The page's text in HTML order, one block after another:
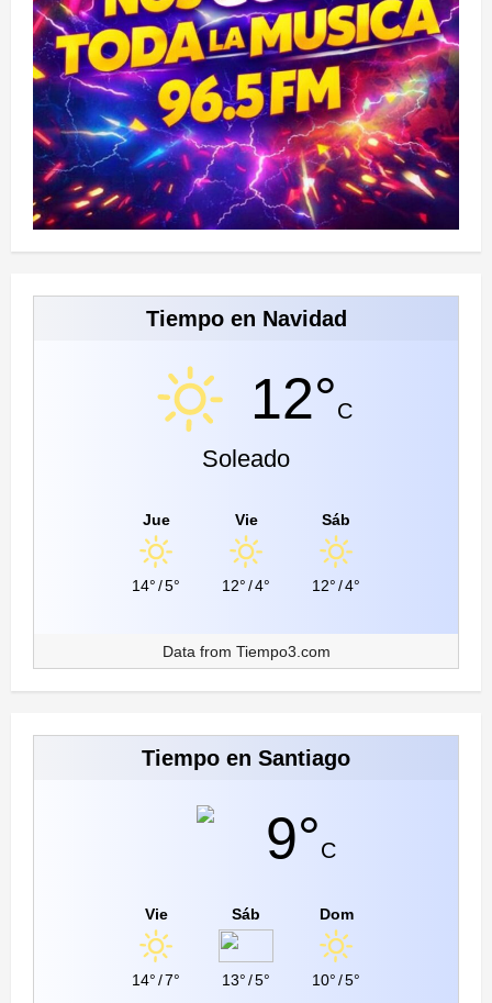
Tiempo en Navidad
12°C
Soleado
Jue
14°/5°
Vie
12°/4°
Sáb
12°/4°
Data from Tiempo3.com
Tiempo en Santiago
9°C
Vie
14°/7°
Sáb
13°/5°
Dom
10°/5°